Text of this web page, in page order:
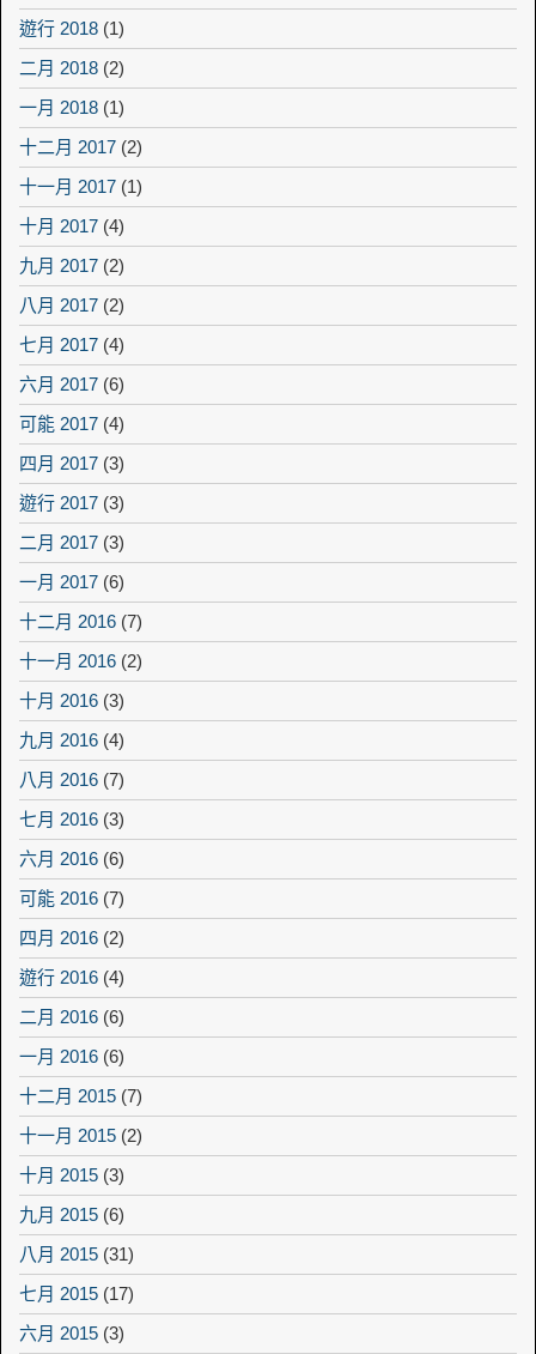
遊行 2018 (1)
二月 2018 (2)
一月 2018 (1)
十二月 2017 (2)
十一月 2017 (1)
十月 2017 (4)
九月 2017 (2)
八月 2017 (2)
七月 2017 (4)
六月 2017 (6)
可能 2017 (4)
四月 2017 (3)
遊行 2017 (3)
二月 2017 (3)
一月 2017 (6)
十二月 2016 (7)
十一月 2016 (2)
十月 2016 (3)
九月 2016 (4)
八月 2016 (7)
七月 2016 (3)
六月 2016 (6)
可能 2016 (7)
四月 2016 (2)
遊行 2016 (4)
二月 2016 (6)
一月 2016 (6)
十二月 2015 (7)
十一月 2015 (2)
十月 2015 (3)
九月 2015 (6)
八月 2015 (31)
七月 2015 (17)
六月 2015 (3)